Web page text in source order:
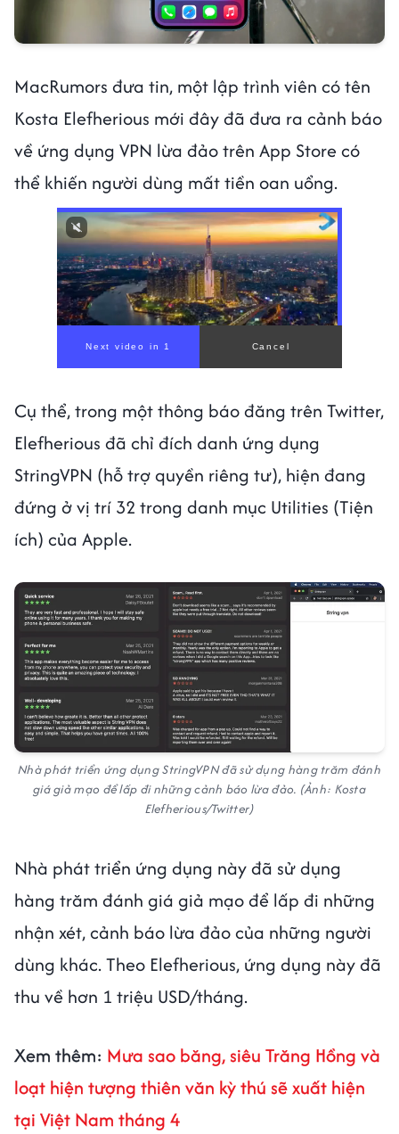
MacRumors đưa tin, một lập trình viên có tên
Kosta Elefherious mới đây đã đưa ra cảnh báo
về ứng dụng VPN lừa đảo trên App Store có
thể khiến người dùng mất tiền oan uổng.
Cụ thể, trong một thông báo đăng trên Twitter,
Elefherious đã chỉ đích danh ứng dụng
StringVPN (hỗ trợ quyền riêng tư), hiện đang
đứng ở vị trí 32 trong danh mục Utilities (Tiện
ích) của Apple.
Nhà phát triển ứng dụng StringVPN đã sử dụng hàng trăm đánh
giá giả mạo để lấp đi những cảnh báo lừa đảo. (Ảnh: Kosta
Elefherious/Twitter)
Nhà phát triển ứng dụng này đã sử dụng
hàng trăm đánh giá giả mạo để lấp đi những
nhận xét, cảnh báo lừa đảo của những người
dùng khác. Theo Elefherious, ứng dụng này đã
thu về hơn 1 triệu USD/tháng.
Xem thêm: Mưa sao băng, siêu Trăng Hồng và
loạt hiện tượng thiên văn kỳ thú sẽ xuất hiện
tại Việt Nam tháng 4